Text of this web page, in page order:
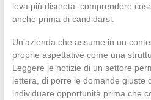
leva più discreta: comprendere
anche prima di candidarsi.
Un’azienda che assume in un
proprie aspettative come una
Leggere le notizie di un settore
lettera, di porre le domande giuste
individuare opportunità prima che